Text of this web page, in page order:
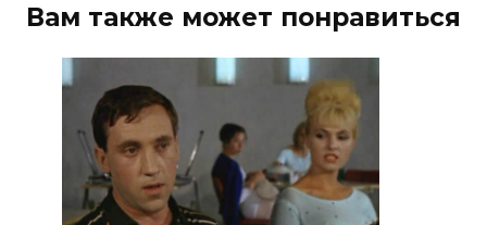
Вам также может понравиться